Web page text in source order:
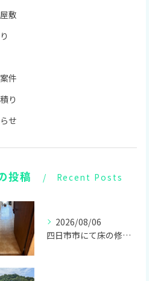
敷
件
り
せ
投稿 Recent Posts
2026/08/06
四日市市にて床の修繕リフォームをしてきました！